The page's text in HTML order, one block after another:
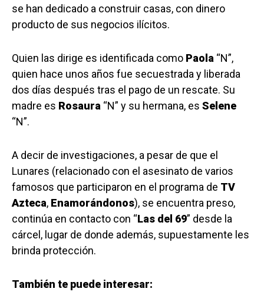
se han dedicado a construir casas, con dinero
producto de sus negocios ilícitos.
Quien las dirige es identificada como Paola “N”,
quien hace unos años fue secuestrada y liberada
dos días después tras el pago de un rescate. Su
madre es Rosaura “N” y su hermana, es Selene
“N”.
A decir de investigaciones, a pesar de que el
Lunares (relacionado con el asesinato de varios
famosos que participaron en el programa de TV
Azteca, Enamorándonos), se encuentra preso,
continúa en contacto con “Las del 69” desde la
cárcel, lugar de donde además, supuestamente les
brinda protección.
También te puede interesar: